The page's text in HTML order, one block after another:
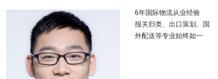
6年国际物流从业经验
报关归类、出口策划、国
外配送等专业始终如一